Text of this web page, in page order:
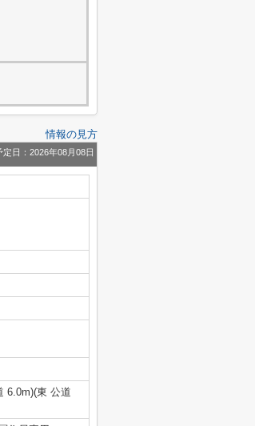
情報の見方
定日：2026年08月08日
6.0m)(東 公道